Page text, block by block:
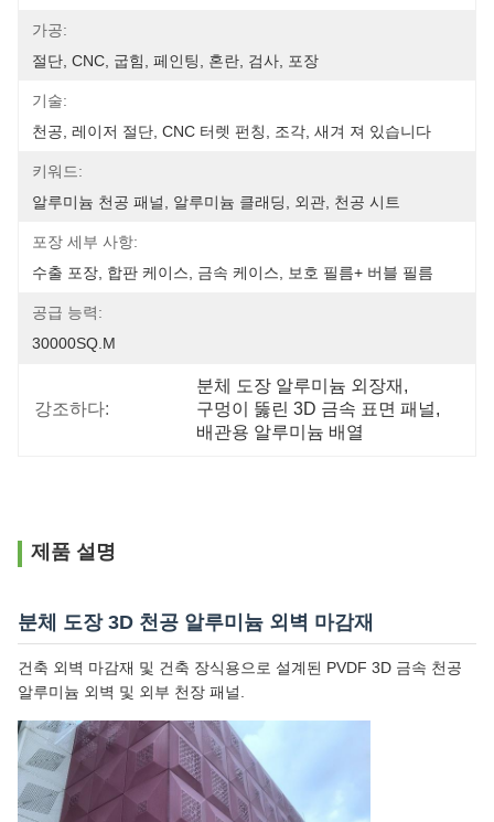
가공:
절단, CNC, 굽힘, 페인팅, 혼란, 검사, 포장
기술:
천공, 레이저 절단, CNC 터렛 펀칭, 조각, 새겨 져 있습니다
키워드:
알루미늄 천공 패널, 알루미늄 클래딩, 외관, 천공 시트
포장 세부 사항:
수출 포장, 합판 케이스, 금속 케이스, 보호 필름+ 버블 필름
공급 능력:
30000SQ.M
강조하다:
분체 도장 알루미늄 외장재 ,
구멍이 뚫린 3D 금속 표면 패널,
배관용 알루미늄 배열
제품 설명
분체 도장 3D 천공 알루미늄 외벽 마감재
건축 외벽 마감재 및 건축 장식용으로 설계된 PVDF 3D 금속 천공
알루미늄 외벽 및 외부 천장 패널.